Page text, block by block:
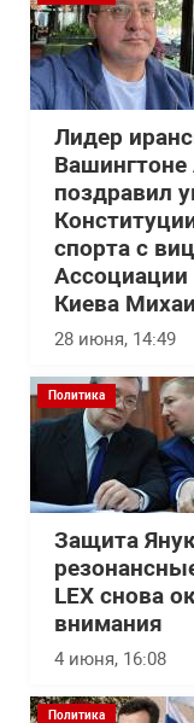
Лидер
Вашингтоне
поздравил
спорта с
Киева
28 июня, 14:49
Политика
Защита
LEX снова
внимания
4 июня, 16:08
Политика